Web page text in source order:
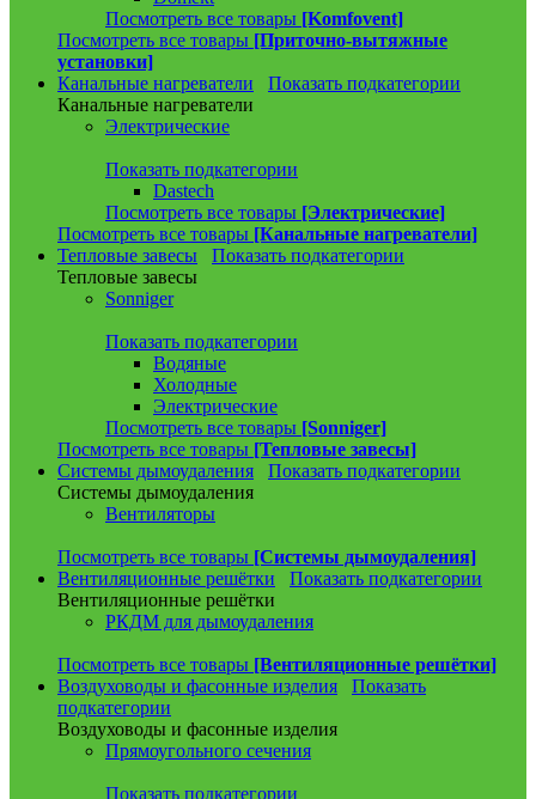
Посмотреть все товары [Komfovent]
Посмотреть все товары [Приточно-вытяжные
установки]
Канальные нагреватели
Показать подкатегории
Канальные нагреватели
Электрические
Показать подкатегории
Dastech
Посмотреть все товары [Электрические]
Посмотреть все товары [Канальные нагреватели]
Тепловые завесы
Показать подкатегории
Тепловые завесы
Sonniger
Показать подкатегории
Водяные
Холодные
Электрические
Посмотреть все товары [Sonniger]
Посмотреть все товары [Тепловые завесы]
Системы дымоудаления
Показать подкатегории
Системы дымоудаления
Вентиляторы
Посмотреть все товары [Системы дымоудаления]
Вентиляционные решётки
Показать подкатегории
Вентиляционные решётки
РКДМ для дымоудаления
Посмотреть все товары [Вентиляционные решётки]
Воздуховоды и фасонные изделия
Показать
подкатегории
Воздуховоды и фасонные изделия
Прямоугольного сечения
Показать подкатегории